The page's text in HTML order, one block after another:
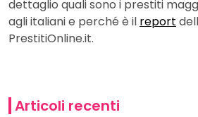
dettaglio quali sono i prestiti
agli italiani e perché è il report
PrestitiOnline.it.
Articoli recenti